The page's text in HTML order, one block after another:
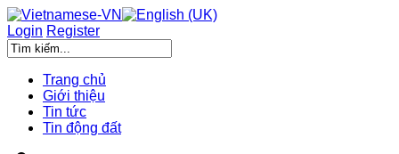
Login Register
Trang chủ
Giới thiệu
Tin tức
Tin động đất